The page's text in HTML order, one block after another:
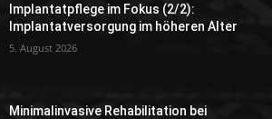
Implantatpflege im Fokus (2/2):
Implantatversorgung im höheren Alter
5. August 2026
Minimalinvasive Rehabilitation bei